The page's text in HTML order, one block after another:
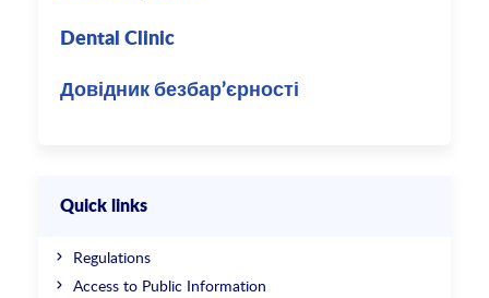
Dental Clinic
Довідник безбар’єрності
Quick links
Regulations
Access to Public Information